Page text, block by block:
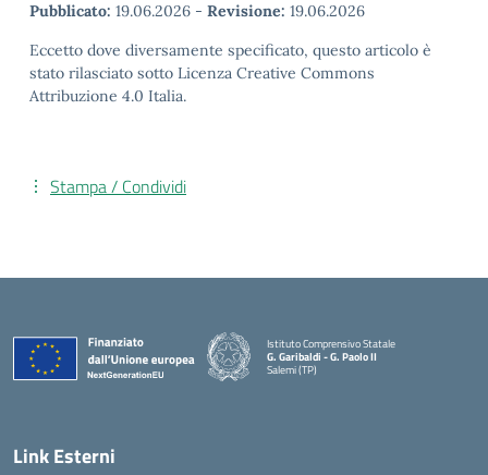
Pubblicato: 19.06.2026 - Revisione: 19.06.2026
Eccetto dove diversamente specificato, questo articolo è
stato rilasciato sotto Licenza Creative Commons
Attribuzione 4.0 Italia.
Stampa / Condividi
Istituto Comprensivo Statale
G. Garibaldi - G. Paolo II
Salemi (TP)
Link Esterni